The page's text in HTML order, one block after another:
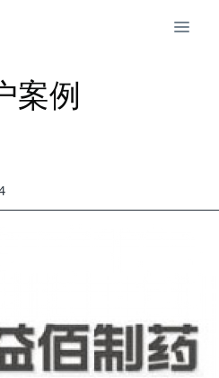
案例